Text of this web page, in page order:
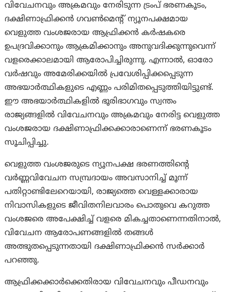
വിവേചനവും അക്രമവും നേരിടുന്ന ട്രംപ് ഭരണകൂടം,
ദക്ഷിണാഫ്രിക്കൻ ഗവൺമെന്റ് ന്യൂനപക്ഷമായ
വെളുത്ത വംശജരായ ആഫ്രിക്കൻ കർഷകരെ
ഉപദ്രവിക്കാനും ആക്രമിക്കാനും അനുവദിക്കുന്നുവെന്ന്
വളരെക്കാലമായി ആരോപിച്ചിരുന്നു. എന്നാല്‍, ഓരോ
വർഷവും അമേരിക്കയിൽ പ്രവേശിപ്പിക്കപ്പെടുന്ന
അഭയാർത്ഥികളുടെ എണ്ണം പരിമിതപ്പെടുത്തിയിട്ടുണ്ട്.
ഈ അഭയാർത്ഥികളിൽ ഭൂരിഭാഗവും സ്വന്തം
രാജ്യങ്ങളിൽ വിവേചനവും അക്രമവും നേരിട്ട വെളുത്ത
വംശജരായ ദക്ഷിണാഫ്രിക്കക്കാരാണെന്ന് ഭരണകൂടം
സൂചിപ്പിച്ചു.
വെളുത്ത വംശജരുടെ ന്യൂനപക്ഷ ഭരണത്തിന്റെ
വർണ്ണവിവേചന സമ്പ്രദായം അവസാനിച്ച് മൂന്ന്
പതിറ്റാണ്ടിലേറെയായി, രാജ്യത്തെ വെള്ളക്കാരായ
നിവാസികളുടെ ജീവിതനിലവാരം പൊതുവെ കറുത്ത
വംശജരെ അപേക്ഷിച്ച് വളരെ മികച്ചതാണെന്നതിനാൽ,
വിവേചന ആരോപണങ്ങളിൽ തങ്ങൾ
അത്ഭുതപ്പെടുന്നതായി ദക്ഷിണാഫ്രിക്കൻ സർക്കാർ
പറഞ്ഞു.
ആഫ്രിക്കക്കാർക്കെതിരായ വിവേചനവും പീഡനവും